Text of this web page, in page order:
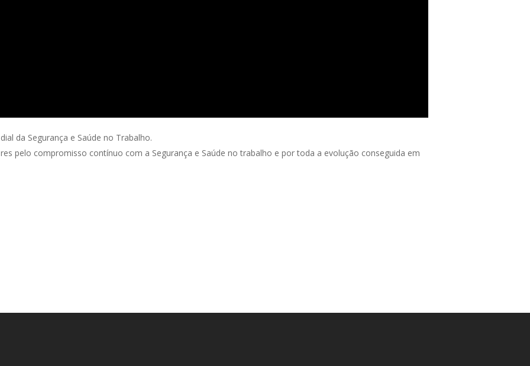
da Segurança e Saúde no Trabalho.
pelo compromisso contínuo com a Segurança e Saúde no trabalho e por toda a evolução conseguida em